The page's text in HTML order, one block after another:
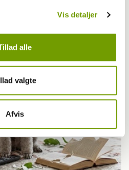
Vis detaljer
alle
valgte
Afvis
aktivering